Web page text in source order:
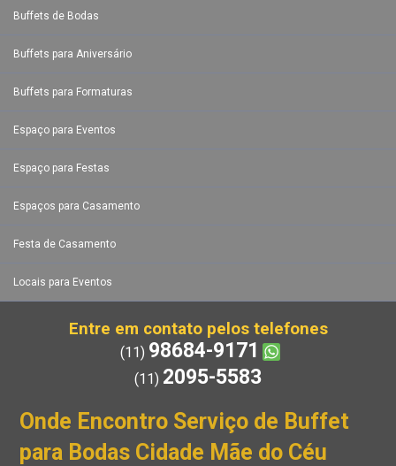
Buffets de Bodas
Buffets para Aniversário
Buffets para Formaturas
Espaço para Eventos
Espaço para Festas
Espaços para Casamento
Festa de Casamento
Locais para Eventos
Entre em contato pelos telefones
(11) 98684-9171
(11) 2095-5583
Onde Encontro Serviço de Buffet
para Bodas Cidade Mãe do Céu